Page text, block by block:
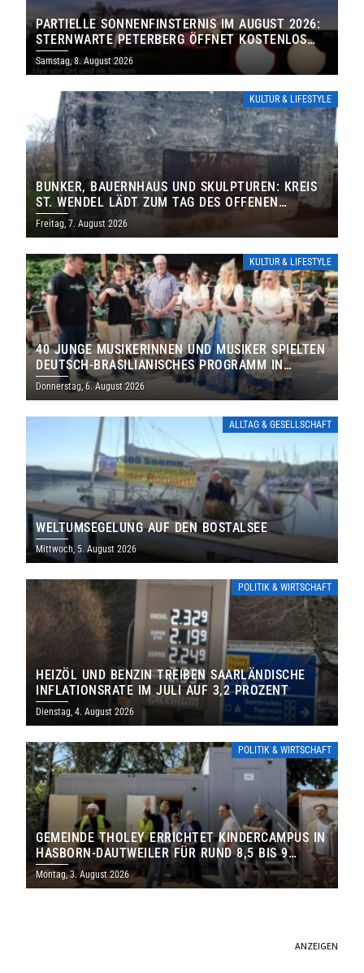
PARTIELLE SONNENFINSTERNIS IM AUGUST 2026:
STERNWARTE PETERBERG ÖFFNET KOSTENLOS
IHRE TORE
Samstag, 8. August 2026
KULTUR & LIFESTYLE
BUNKER, BAUERNHAUS UND SKULPTUREN: KREIS
ST. WENDEL LÄDT ZUM TAG DES OFFENEN
DENKMALS EIN
Freitag, 7. August 2026
KULTUR & LIFESTYLE
40 JUNGE MUSIKERINNEN UND MUSIKER SPIELTEN
DEUTSCH-BRASILIANISCHES PROGRAMM IN
THOLEY
Donnerstag, 6. August 2026
ALLTAG & GESELLSCHAFT
WELTUMSEGELUNG AUF DEN BOSTALSEE
Mittwoch, 5. August 2026
POLITIK & WIRTSCHAFT
HEIZÖL UND BENZIN TREIBEN SAARLÄNDISCHE
INFLATIONSRATE IM JULI AUF 3,2 PROZENT
Dienstag, 4. August 2026
POLITIK & WIRTSCHAFT
GEMEINDE THOLEY ERRICHTET KINDERCAMPUS IN
HASBORN-DAUTWEILER FÜR RUND 8,5 BIS 9
MILLIONEN EURO
Montag, 3. August 2026
ANZEIGEN